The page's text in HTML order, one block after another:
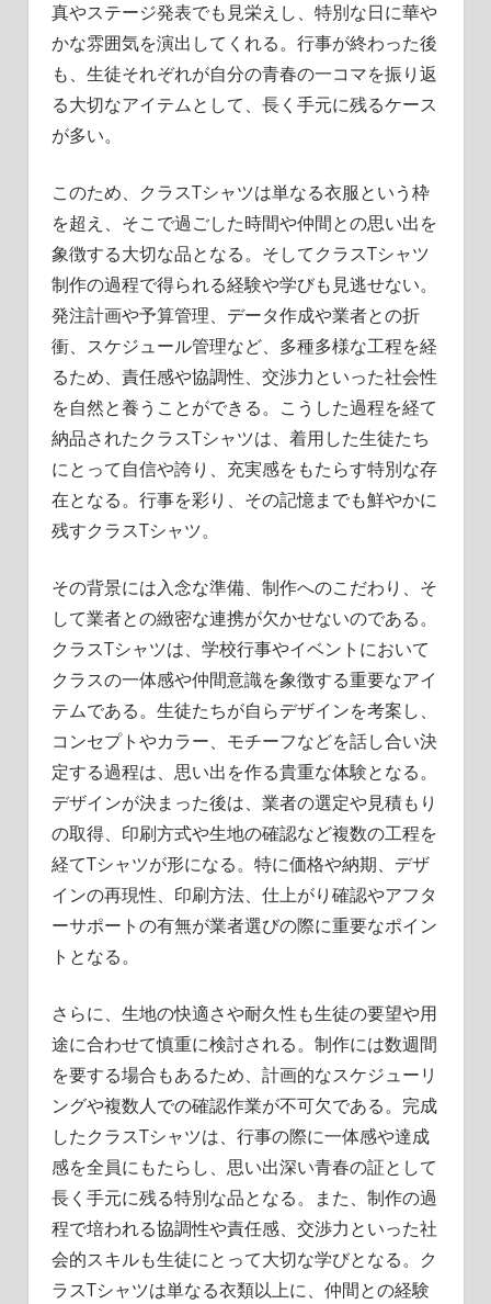
真やステージ発表でも見栄えし、特別な日に華や
かな雰囲気を演出してくれる。行事が終わった後
も、生徒それぞれが自分の青春の一コマを振り返
る大切なアイテムとして、長く手元に残るケース
が多い。
このため、クラスTシャツは単なる衣服という枠
を超え、そこで過ごした時間や仲間との思い出を
象徴する大切な品となる。そしてクラスTシャツ
制作の過程で得られる経験や学びも見逃せない。
発注計画や予算管理、データ作成や業者との折
衝、スケジュール管理など、多種多様な工程を経
るため、責任感や協調性、交渉力といった社会性
を自然と養うことができる。こうした過程を経て
納品されたクラスTシャツは、着用した生徒たち
にとって自信や誇り、充実感をもたらす特別な存
在となる。行事を彩り、その記憶までも鮮やかに
残すクラスTシャツ。
その背景には入念な準備、制作へのこだわり、そ
して業者との緻密な連携が欠かせないのである。
クラスTシャツは、学校行事やイベントにおいて
クラスの一体感や仲間意識を象徴する重要なアイ
テムである。生徒たちが自らデザインを考案し、
コンセプトやカラー、モチーフなどを話し合い決
定する過程は、思い出を作る貴重な体験となる。
デザインが決まった後は、業者の選定や見積もり
の取得、印刷方式や生地の確認など複数の工程を
経てTシャツが形になる。特に価格や納期、デザ
インの再現性、印刷方法、仕上がり確認やアフタ
ーサポートの有無が業者選びの際に重要なポイン
トとなる。
さらに、生地の快適さや耐久性も生徒の要望や用
途に合わせて慎重に検討される。制作には数週間
を要する場合もあるため、計画的なスケジューリ
ングや複数人での確認作業が不可欠である。完成
したクラスTシャツは、行事の際に一体感や達成
感を全員にもたらし、思い出深い青春の証として
長く手元に残る特別な品となる。また、制作の過
程で培われる協調性や責任感、交渉力といった社
会的スキルも生徒にとって大切な学びとなる。ク
ラスTシャツは単なる衣類以上に、仲間との経験